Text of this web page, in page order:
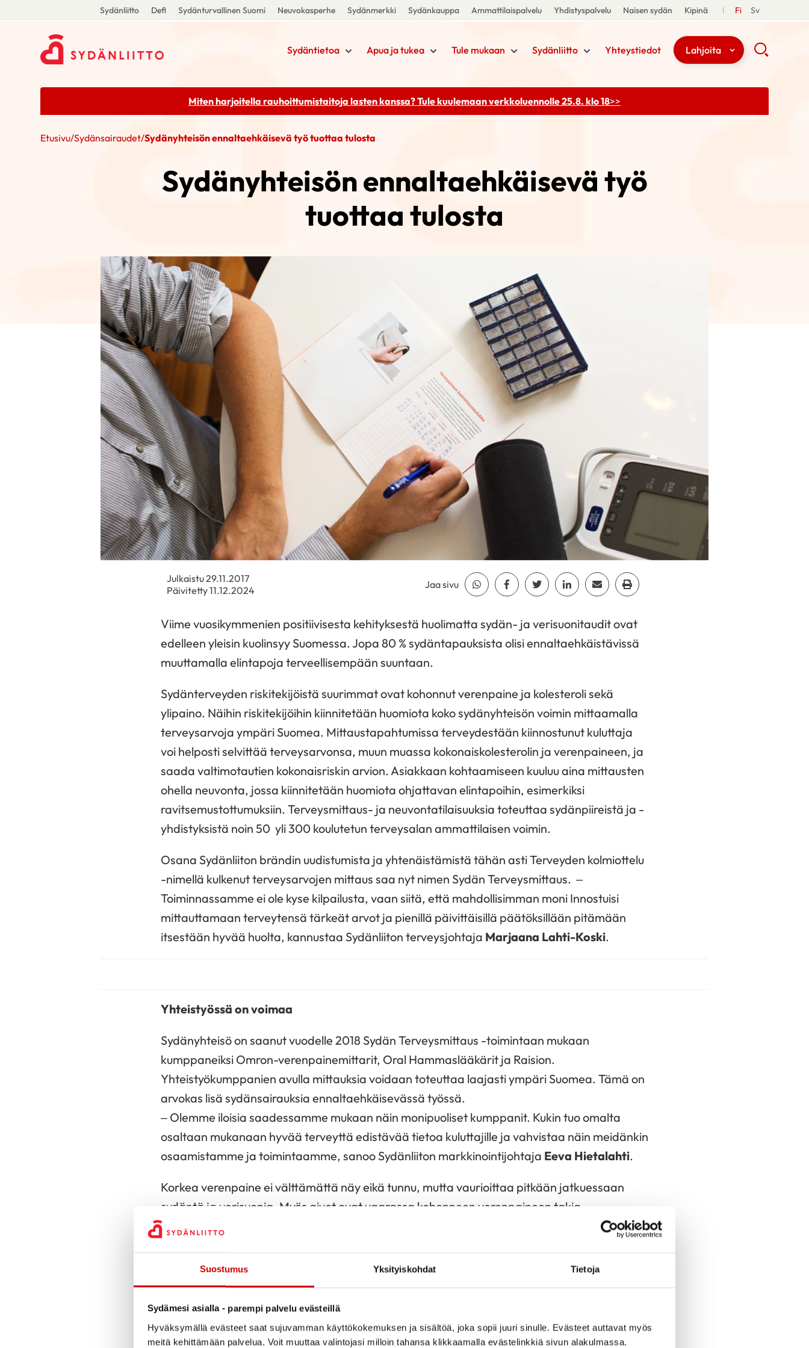
Suostumus Yksityiskohdat Tietoja
Sydämesi asialla - parempi palvelu evästeillä
Hyväksymällä evästeet saat sujuvamman käyttökokemuksen ja sisältöä, joka sopii juuri sinulle. Evästeet auttavat myös
meitä kehittämään palvelua. Voit muuttaa valintojasi milloin tahansa klikkaamalla evästelinkkiä sivun alakulmassa.
Sydänliitto Defi Sydänturvallinen Suomi Neuvokasperhe Sydänmerkki Sydänkauppa Ammattilaispalvelu Yhdistyspalvelu Naisen sydän Kipinä Fi Sv
Sydäntietoa Apua ja tukea Tule mukaan Sydänliitto Yhteystiedot Lahjoita
Miten harjoitella rauhoittumistaitoja lasten kanssa? Tule kuulemaanverkkoluennolle 25.8. klo 18>>
Etusivu/Sydänsairaudet/Sydänyhteisön ennaltaehkäisevä työ tuottaa tulosta
Sydänyhteisön ennaltaehkäisevä työ
tuottaa tulosta
Julkaistu 29.11.2017
Päivitetty 11.12.2024
Jaa sivu Jaa Whatsapp
Jaa Facebook
Jaa TwitterJaa LinkedinJaa EmailJaa Print
Viime vuosikymmenien positiivisesta kehityksestä huolimatta sydän- ja verisuonitaudit ovat
edelleen yleisin kuolinsyy Suomessa. Jopa 80 % sydäntapauksista olisi ennaltaehkäistävissä
muuttamalla elintapoja terveellisempään suuntaan.
Sydänterveyden riskitekijöistä suurimmat ovat kohonnut verenpaine ja kolesteroli sekä
ylipaino. Näihin riskitekijöihin kiinnitetään huomiota koko sydänyhteisön voimin mittaamalla
terveysarvoja ympäri Suomea. Mittaustapahtumissa terveydestään kiinnostunut kuluttaja
voi helposti selvittää terveysarvonsa, muun muassa kokonaiskolesterolin ja verenpaineen, ja
saada valtimotautien kokonaisriskin arvion. Asiakkaan kohtaamiseen kuuluu aina mittausten
ohella neuvonta, jossa kiinnitetään huomiota ohjattavan elintapoihin, esimerkiksi
ravitsemustottumuksiin. Terveysmittaus- ja neuvontatilaisuuksia toteuttaa sydänpiireistä ja -
yhdistyksistä noin 50 yli 300 koulutetun terveysalan ammattilaisen voimin.
Osana Sydänliiton brändin uudistumista ja yhtenäistämistä tähän asti Terveyden kolmiottelu
-nimellä kulkenut terveysarvojen mittaus saa nyt nimen Sydän Terveysmittaus. –
Toiminnassamme ei ole kyse kilpailusta, vaan siitä, että mahdollisimman moni Innostuisi
mittauttamaan terveytensä tärkeät arvot ja pienillä päivittäisillä päätöksillään pitämään
itsestään hyvää huolta, kannustaa Sydänliiton terveysjohtaja Marjaana Lahti-Koski.
Yhteistyössä on voimaa
Sydänyhteisö on saanut vuodelle 2018 Sydän Terveysmittaus -toimintaan mukaan
kumppaneiksi Omron-verenpainemittarit, Oral Hammaslääkärit ja Raision.
Yhteistyökumppanien avulla mittauksia voidaan toteuttaa laajasti ympäri Suomea. Tämä on
arvokas lisä sydänsairauksia ennaltaehkäisevässä työssä.
– Olemme iloisia saadessamme mukaan näin monipuoliset kumppanit. Kukin tuo omalta
osaltaan mukanaan hyvää terveyttä edistävää tietoa kuluttajille ja vahvistaa näin meidänkin
osaamistamme ja toimintaamme, sanoo Sydänliiton markkinointijohtaja Eeva Hietalahti.
Korkea verenpaine ei välttämättä näy eikä tunnu, mutta vaurioittaa pitkään jatkuessaan
sydäntä ja verisuonia. Myös aivot ovat vaarassa kohonneen verenpaineen takia.
Verenpaineen omaseuranta kotona on luotettavin tapa selvittää oma verenpainetaso.
verenpainemittarit tutuiksi kuluttajille.
yhteys sydämen terveyteen. Suussa muhiva tulehdus voi vaikuttaa myös sydämeen –
tulehdustila missä tahansa kohdassa kehoa rasittaa aina myös sydäntä. – Hampaat